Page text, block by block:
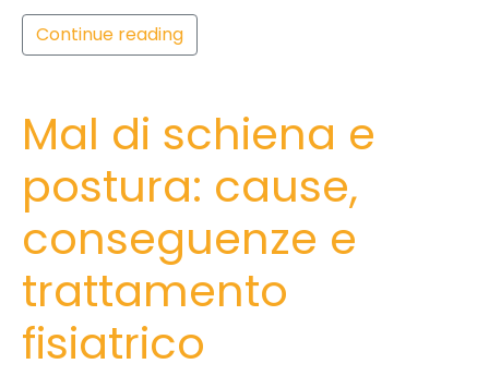
Continue reading
Mal di schiena e
postura: cause,
conseguenze e
trattamento
fisiatrico